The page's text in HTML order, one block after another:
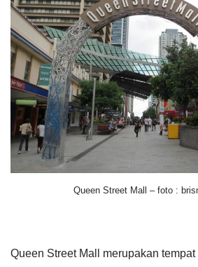
Queen Street Mall – foto :
Queen Street Mall merupakan